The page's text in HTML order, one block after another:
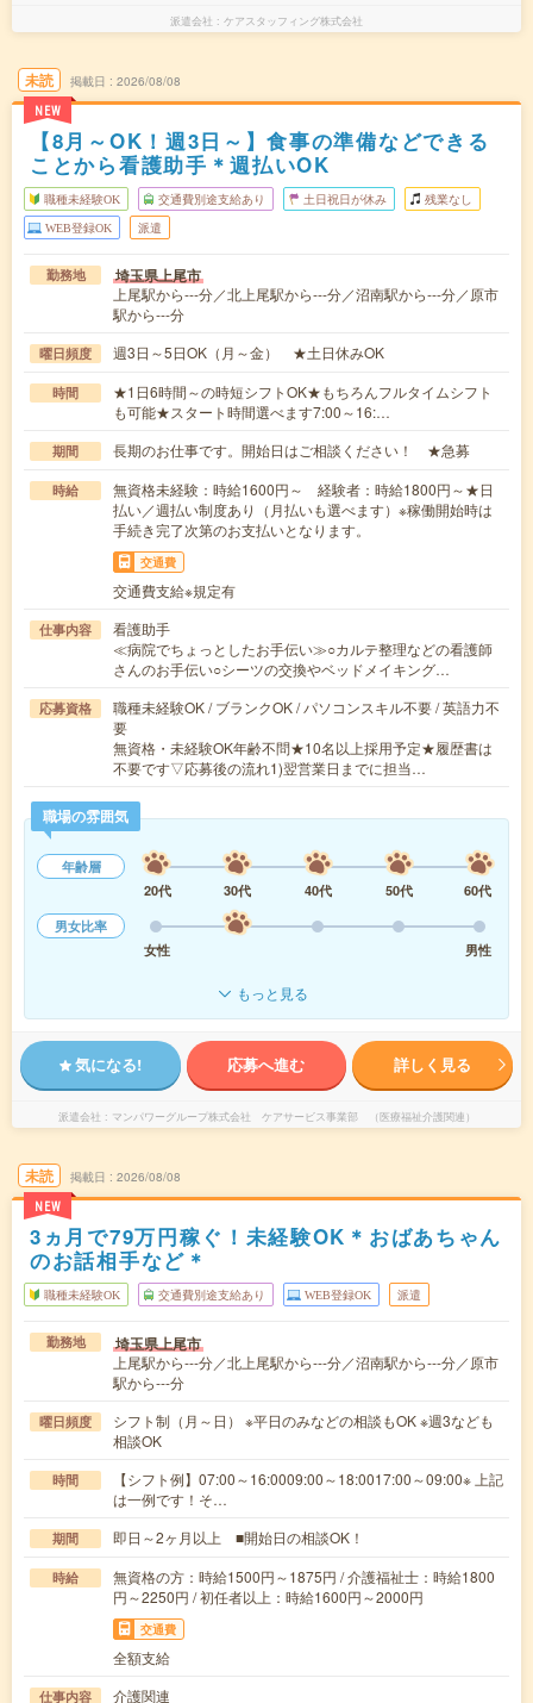
派遣会社 ケアスタッフィング株式会社
未読
NEW
掲載日 2026/08/08
【8月～OK！週3日～】食事の準備などできる
ことから看護助手＊週払いOK
職種未経験OK 交通費別途支給あり 土日祝日が休み 残業なし
WEB登録OK 派遣
勤務地 埼玉県上尾市
上尾駅から---分／北上尾駅から---分／沼南駅から---分／原市
駅から---分
曜日頻度 週3日～5日OK（月～金） ★土日休みOK
時間
★1日6時間～の時短シフトOK★もちろんフルタイムシフト
も可能★スタート時間選べます7:00～16:…
期間 長期のお仕事です。開始日はご相談ください！ ★急募
時給
無資格未経験：時給1600円～ 経験者：時給1800円～★日
払い／週払い制度あり（月払いも選べます）※稼働開始時は
手続き完了次第のお支払いとなります。
交通費
交通費支給※規定有
仕事内容
看護助手
≪病院でちょっとしたお手伝い≫○カルテ整理などの看護師
さんのお手伝い○シーツの交換やベッドメイキング…
応募資格
職種未経験OK / ブランクOK / パソコンスキル不要 / 英語力不
要
無資格・未経験OK年齢不問★10名以上採用予定★履歴書は
不要です▽応募後の流れ1)翌営業日までに担当…
職場の雰囲気
年齢層
20代
30代 40代 50代
60代
男女比率
女性
男性
もっと見る
気になる! 応募へ進む 詳しく見る
派遣会社 マンパワーグループ株式会社 ケアサービス事業部 （医療福祉介護関連）
未読
NEW
掲載日 2026/08/08
3ヵ月で79万円稼ぐ！未経験OK＊おばあちゃん
のお話相手など＊
職種未経験OK 交通費別途支給あり WEB登録OK 派遣
勤務地 埼玉県上尾市
上尾駅から---分／北上尾駅から---分／沼南駅から---分／原市
駅から---分
曜日頻度
シフト制（月～日） ※平日のみなどの相談もOK ※週3なども
相談OK
時間
【シフト例】07:00～16:0009:00～18:0017:00～09:00※ 上記
は一例です！そ…
期間 即日～2ヶ月以上 ■開始日の相談OK！
時給
無資格の方：時給1500円～1875円 / 介護福祉士：時給1800
円～2250円 / 初任者以上：時給1600円～2000円
交通費
全額支給
仕事内容 介護関連